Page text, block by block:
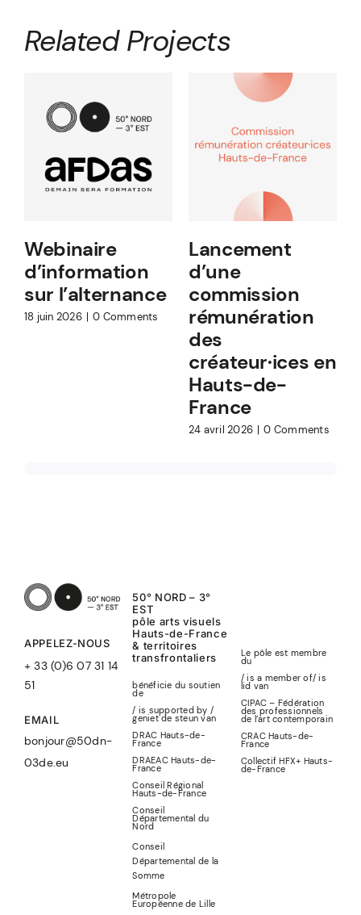
Related Projects
Webinaire
d’information
sur l’alternance
18 juin 2026 | 0 Comments
Lancement
d’une
commission
rémunération
des
créateur·ices en
Hauts-de-
France
24 avril 2026 | 0 Comments
APPELEZ-NOUS
+ 33 (0)6 07 31 14
51
EMAIL
bonjour@50dn-
03de.eu
50° NORD – 3°
EST
pôle arts visuels
Hauts-de-France
& territoires
transfrontaliers
bénéficie du soutien
de
/ is supported by /
geniet de steun van
DRAC Hauts-de-
France
DRAEAC Hauts-de-
France
Conseil Régional
Hauts-de-France
Conseil
Départemental du
Nord
Conseil
Départemental de la
Somme
Métropole
Européenne de Lille
Le pôle est membre
du
/ is a member of/is
lid van
CIPAC – Fédération
des professionnels
de l’art contemporain
CRAC Hauts-de-
France
Collectif HFX+ Hauts-
de-France